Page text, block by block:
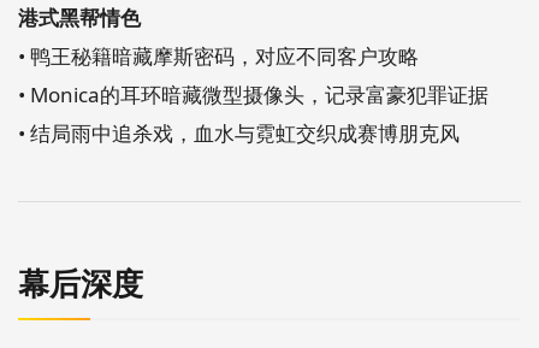
港式黑帮情色
• 鸭王秘籍暗藏摩斯密码，对应不同客户攻略
• Monica的耳环暗藏微型摄像头，记录富豪犯罪证据
• 结局雨中追杀戏，血水与霓虹交织成赛博朋克风
幕后深度